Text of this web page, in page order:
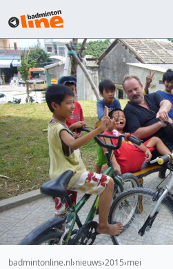
badmintonline.nl nieuws 2015 mei